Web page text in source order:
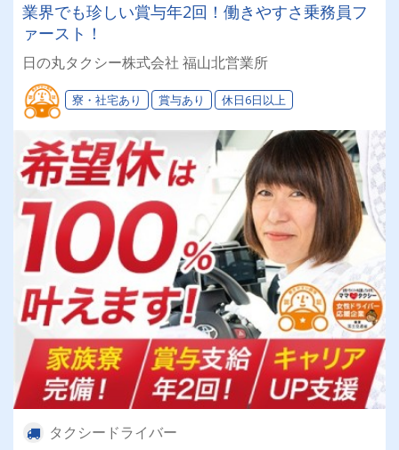
業界でも珍しい賞与年2回！働きやすさ乗務員フ
ァースト！
日の丸タクシー株式会社 福山北営業所
寮・社宅あり 賞与あり 休日6日以上
タクシードライバー